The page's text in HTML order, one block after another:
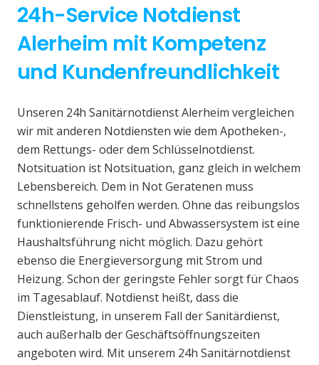
24h-Service Notdienst
Alerheim mit Kompetenz
und Kundenfreundlichkeit
Unseren 24h Sanitärnotdienst Alerheim vergleichen
wir mit anderen Notdiensten wie dem Apotheken-,
dem Rettungs- oder dem Schlüsselnotdienst.
Notsituation ist Notsituation, ganz gleich in welchem
Lebensbereich. Dem in Not Geratenen muss
schnellstens geholfen werden. Ohne das reibungslos
funktionierende Frisch- und Abwassersystem ist eine
Haushaltsführung nicht möglich. Dazu gehört
ebenso die Energieversorgung mit Strom und
Heizung. Schon der geringste Fehler sorgt für Chaos
im Tagesablauf. Notdienst heißt, dass die
Dienstleistung, in unserem Fall der Sanitärdienst,
auch außerhalb der Geschäftsöffnungszeiten
angeboten wird. Mit unserem 24h Sanitärnotdienst